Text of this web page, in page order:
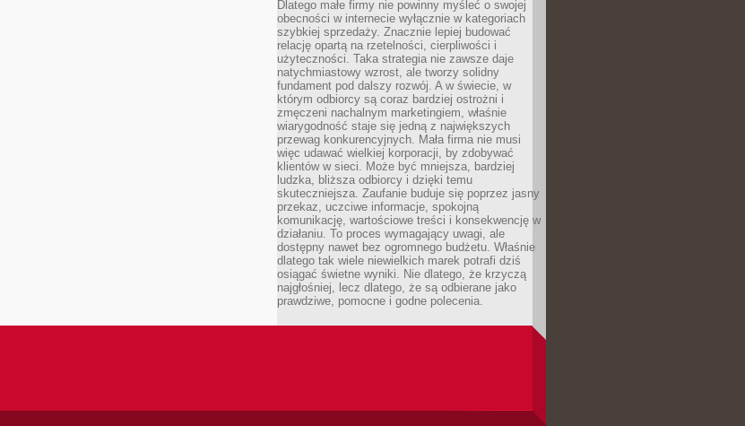
Dlatego małe firmy nie powinny myśleć o swojej
obecności w internecie wyłącznie w kategoriach
szybkiej sprzedaży. Znacznie lepiej budować
relację opartą na rzetelności, cierpliwości i
użyteczności. Taka strategia nie zawsze daje
natychmiastowy wzrost, ale tworzy solidny
fundament pod dalszy rozwój. A w świecie, w
którym odbiorcy są coraz bardziej ostrożni i
zmęczeni nachalnym marketingiem, właśnie
wiarygodność staje się jedną z największych
przewag konkurencyjnych. Mała firma nie musi
więc udawać wielkiej korporacji, by zdobywać
klientów w sieci. Może być mniejsza, bardziej
ludzka, bliższa odbiorcy i dzięki temu
skuteczniejsza. Zaufanie buduje się poprzez jasny
przekaz, uczciwe informacje, spokojną
komunikację, wartościowe treści i konsekwencję w
działaniu. To proces wymagający uwagi, ale
dostępny nawet bez ogromnego budżetu. Właśnie
dlatego tak wiele niewielkich marek potrafi dziś
osiągać świetne wyniki. Nie dlatego, że krzyczą
najgłośniej, lecz dlatego, że są odbierane jako
prawdziwe, pomocne i godne polecenia.